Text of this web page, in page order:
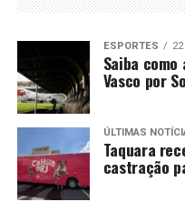
ESPORTES
Saiba
Vasco por
ÚLTIMAS
Taquara
castração